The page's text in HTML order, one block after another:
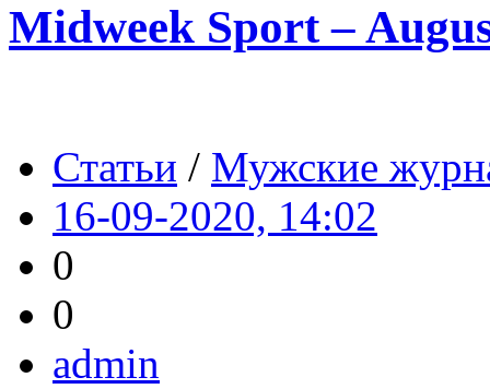
Midweek Sport –
Статьи / Мужские
16-09-2020, 14:02
0
0
admin